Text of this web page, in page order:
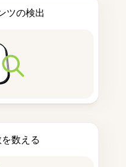
ツの検出
数える